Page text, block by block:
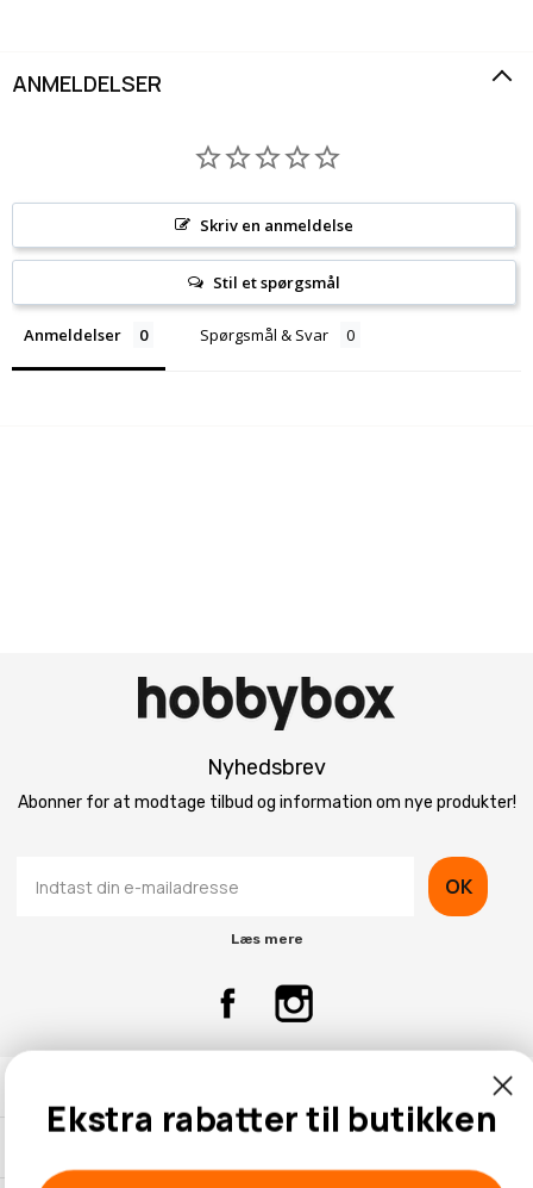
ANMELDELSER
Skriv en anmeldelse
Stil et spørgsmål
Anmeldelser Spørgsmål & Svar
Nyhedsbrev
Abonner for at modtage tilbud og information om nye produkter!
OK
Læs mere
Ekstra rabatter til butikken